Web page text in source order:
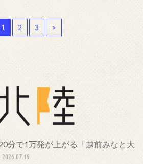
1 2 3 >
分で1万発が上がる「越前みなと大
2026.07.19